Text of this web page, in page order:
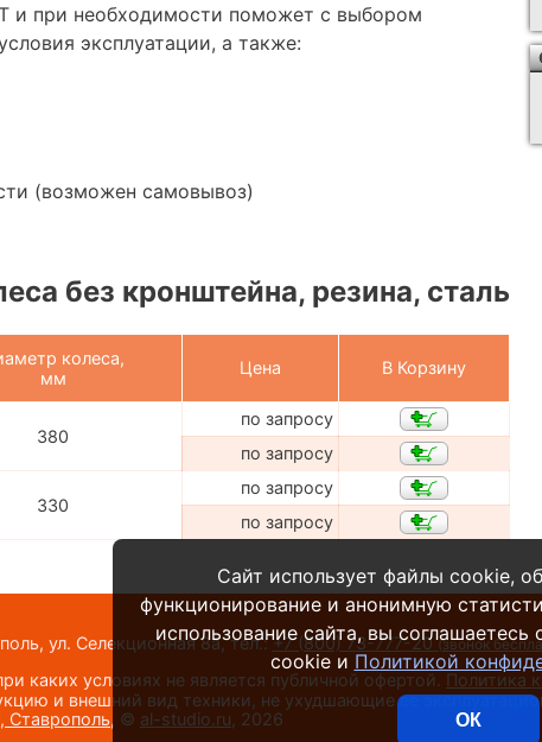
при необходимости поможет с выбором
эксплуатации, а также:
(возможен самовывоз)
без кронштейна, резина, сталь
колеса,
мм
Цена В Корзину
380
по запросу
по запросу
330
по запросу
по запросу
ул. Селекционная 8а,тел.:+7 (800) 73-777-20(звонок
каких условиях не является публичной офертой. Политика
и внешний вид техники, не ухудшающие ее
, © al-studio.ru, 2026
Сайт использует файлы cookie,
функционирование и анонимную
использование сайта, вы
cookie и Политикой
ОК